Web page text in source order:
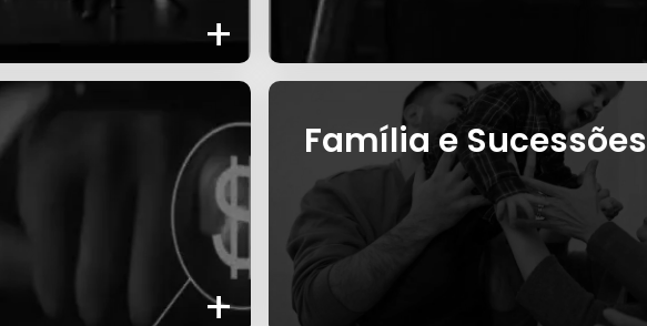
+
+
Família e Sucessões